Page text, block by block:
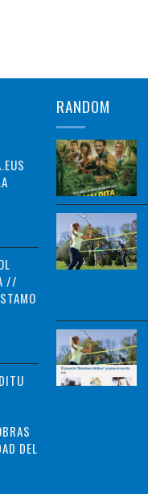
//
DEL
RANDOM